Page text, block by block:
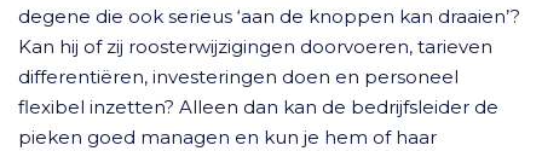
degene die ook serieus ‘aan de knoppen kan draaien’?
Kan hij of zij roosterwijzigingen doorvoeren, tarieven
differentiëren, investeringen doen en personeel
flexibel inzetten? Alleen dan kan de bedrijfsleider de
pieken goed managen en kun je hem of haar